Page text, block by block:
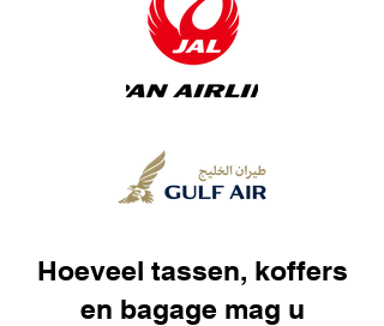
Hoeveel tassen, koffers
en bagage mag u